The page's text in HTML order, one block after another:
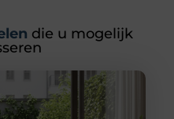
die u mogelijk